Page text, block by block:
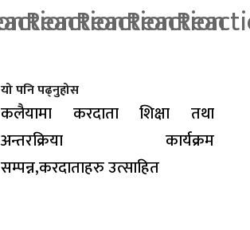
यो पनि पढ्नुहोस
कलैयामा करदाता शिक्षा तथा
अन्तरक्रिया कार्यक्रम
सम्पन्न,करदाताहरु उत्साहित